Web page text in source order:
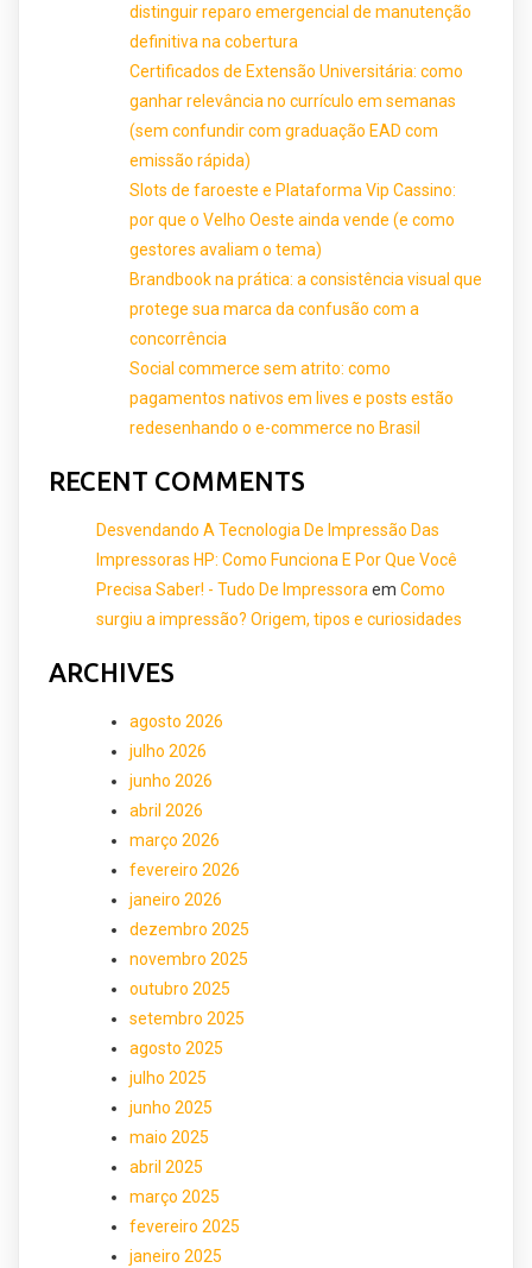
distinguir reparo emergencial de manutenção
definitiva na cobertura
Certificados de Extensão Universitária: como
ganhar relevância no currículo em semanas
(sem confundir com graduação EAD com
emissão rápida)
Slots de faroeste e Plataforma Vip Cassino:
por que o Velho Oeste ainda vende (e como
gestores avaliam o tema)
Brandbook na prática: a consistência visual que
protege sua marca da confusão com a
concorrência
Social commerce sem atrito: como
pagamentos nativos em lives e posts estão
redesenhando o e-commerce no Brasil
RECENT COMMENTS
Desvendando A Tecnologia De Impressão Das
Impressoras HP: Como Funciona E Por Que Você
Precisa Saber! - Tudo De Impressora em Como
surgiu a impressão? Origem, tipos e curiosidades
ARCHIVES
agosto 2026
julho 2026
junho 2026
abril 2026
março 2026
fevereiro 2026
janeiro 2026
dezembro 2025
novembro 2025
outubro 2025
setembro 2025
agosto 2025
julho 2025
junho 2025
maio 2025
abril 2025
março 2025
fevereiro 2025
janeiro 2025